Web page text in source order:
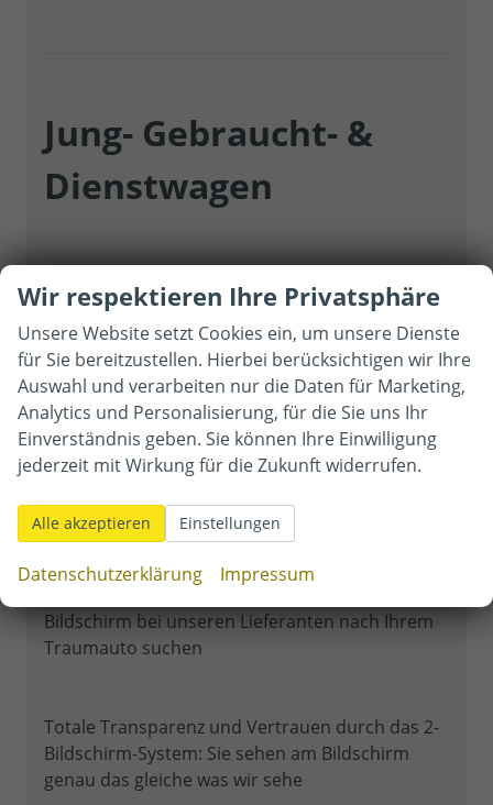
Jung- Gebraucht- &
Dienstwagen
wir Zugriff auf ca. 8.000 Jung- & Dienstwagen
Durch unser Netzwerk finden wir Ihr
Wunschfahrzeugmarkenunabhängigzum Top
Preis
Auf unserer Website finden Sie ein Formular für
Sollte das passende Fahrzeug nicht bei uns auf
Bildschirm bei unseren Lieferanten nach Ihrem
Traumauto suchen
Totale Transparenz und Vertrauen durch das 2-
Bildschirm-System: Sie sehen am Bildschirm
genau das gleiche was wir sehe
Wir respektieren Ihre Privatsphäre
Unsere Website setzt Cookies ein, um unsere Dienste
für Sie bereitzustellen. Hierbei berücksichtigen wir Ihre
Auswahl und verarbeiten nur die Daten für Marketing,
Analytics und Personalisierung, für die Sie uns Ihr
Einverständnis geben. Sie können Ihre Einwilligung
jederzeit mit Wirkung für die Zukunft widerrufen.
Alle akzeptieren Einstellungen
Datenschutzerklärung Impressum